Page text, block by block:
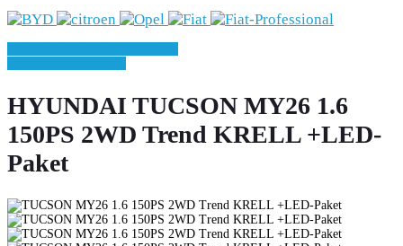
HYUNDAI TUCSON MY26 1.6
150PS 2WD Trend KRELL +LED-
Paket